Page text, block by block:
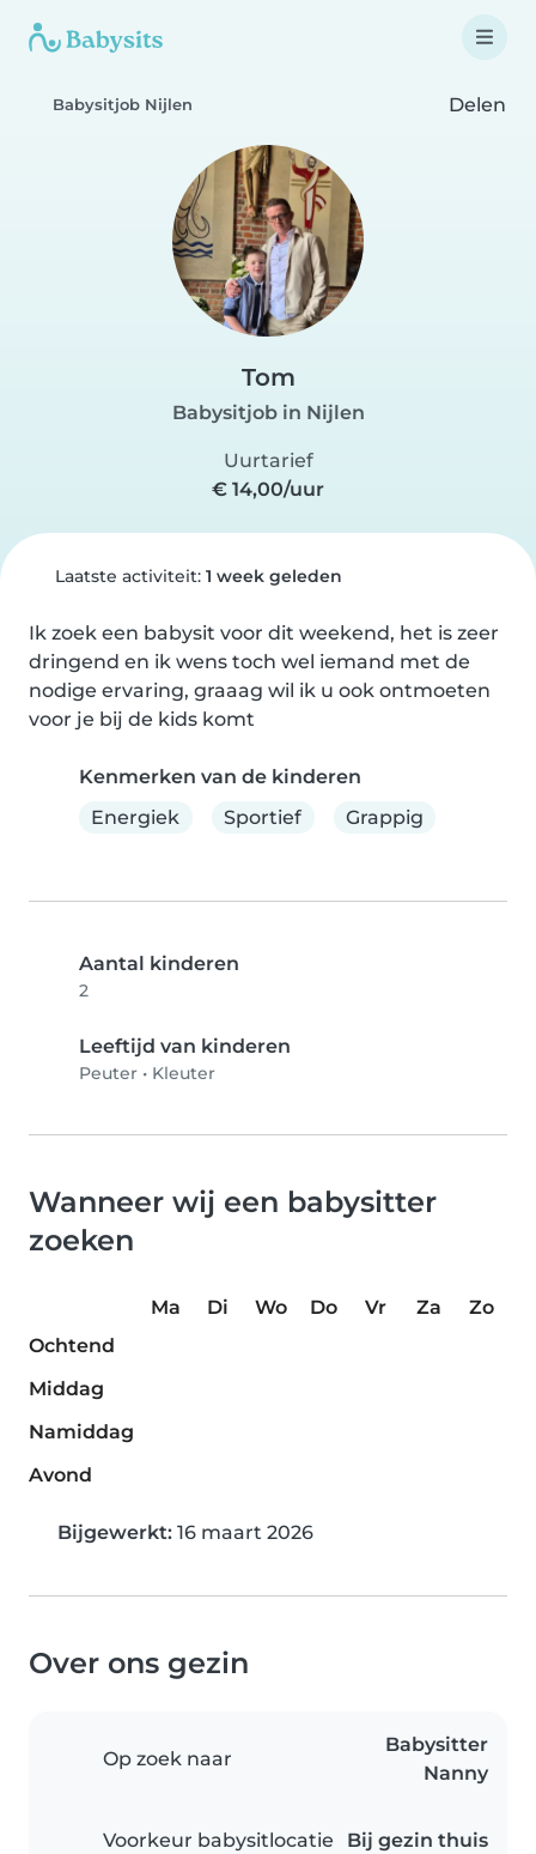
Babysitjob Nijlen Delen
Tom
Babysitjob in Nijlen
Uurtarief
€ 14,00/uur
Laatste activiteit: 1 week geleden
Ik zoek een babysit voor dit weekend, het is zeer
dringend en ik wens toch wel iemand met de
nodige ervaring, graaag wil ik u ook ontmoeten
voor je bij de kids komt
Kenmerken van de kinderen
Energiek
Sportief Grappig
Aantal kinderen
2
Leeftijd van kinderen
Peuter • Kleuter
Wanneer wij een babysitter
zoeken
Ma Di Wo Do Vr Za
Zo
Ochtend
Middag
Namiddag
Avond
Bijgewerkt: 16 maart 2026
Over ons gezin
Op zoek naar
Babysitter
Nanny
Voorkeur babysitlocatie Bij gezin thuis